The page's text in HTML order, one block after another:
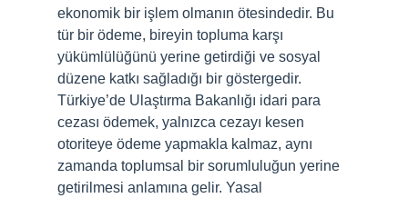
ekonomik bir işlem olmanın ötesindedir. Bu
tür bir ödeme, bireyin topluma karşı
yükümlülüğünü yerine getirdiği ve sosyal
düzene katkı sağladığı bir göstergedir.
Türkiye’de Ulaştırma Bakanlığı idari para
cezası ödemek, yalnızca cezayı kesen
otoriteye ödeme yapmakla kalmaz, aynı
zamanda toplumsal bir sorumluluğun yerine
getirilmesi anlamına gelir. Yasal